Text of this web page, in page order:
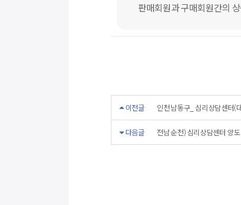
판매회원과 구매회원간의
이전글 인천 남동구_ 심리상담센터(
다음글 전남 순천) 심리상담센터 양도